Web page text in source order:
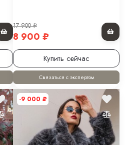
17 900₽
8 900 ₽
Купить сейчас
Связаться с экспертом
-9 000 ₽